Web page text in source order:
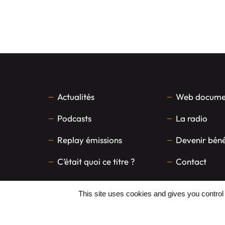
Actualités
Podcasts
Replay émissions
C’était quoi ce titre ?
Web
La radio
Devenir
Contact
This site uses cookies and gives you